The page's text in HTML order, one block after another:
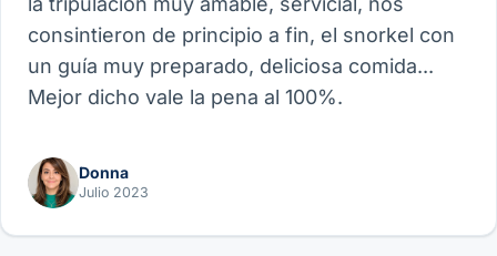
consintieron de principio a fin, el snorkel con
un guía muy preparado, deliciosa comida...
Mejor dicho vale la pena al 100%.
Donna
Julio 2023